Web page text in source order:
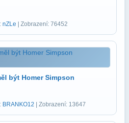
nZLe | Zobrazení: 76452
být Homer Simpson
BRANKO12 | Zobrazení: 13647